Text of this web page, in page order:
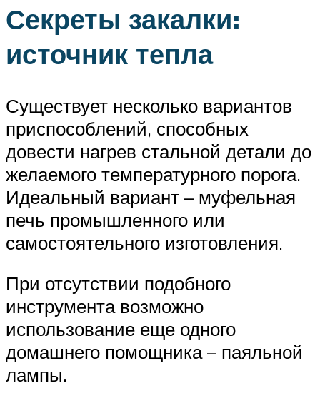
Секреты закалки:
источник тепла
Существует несколько вариантов
приспособлений, способных
довести нагрев стальной детали до
желаемого температурного порога.
Идеальный вариант – муфельная
печь промышленного или
самостоятельного изготовления.
При отсутствии подобного
инструмента возможно
использование еще одного
домашнего помощника – паяльной
лампы.